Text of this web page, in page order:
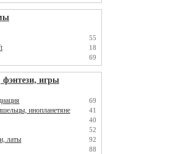
55
18
69
фэнтези, игры
69
инопланетяне 41
40
52
латы 92
88